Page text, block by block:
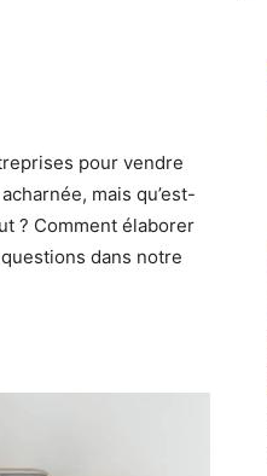
pour vendre
mais qu’est-
? Comment élaborer
dans notre